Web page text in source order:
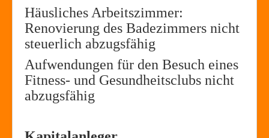
Häusliches Arbeitszimmer:
Renovierung des Badezimmers nicht
steuerlich abzugsfähig
Aufwendungen für den Besuch eines
Fitness- und Gesundheitsclubs nicht
abzugsfähig